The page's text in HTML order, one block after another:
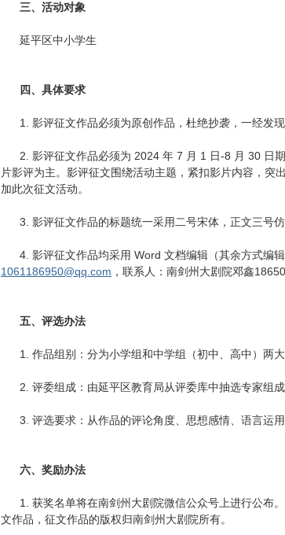
三、活动对象
延平区中小学生
四、具体要求
1. 影评征文作品必须为原创作品，杜绝抄袭，一经发现
2. 影评征文作品必须为 2024 年 7 月 1 日-8 月 30 日期
片影评为主。影评征文围绕活动主题，紧扣影片内容，
加此次征文活动。
3. 影评征文作品的标题统一采用二号宋体，正文三号仿
4. 影评征文作品均采用 Word 文档编辑（其余方式编辑
1061186950@qq.com ，联系人：南剑州大剧院邓鑫
五、评选办法
1. 作品组别：分为小学组和中学组（初中、高中）两大
2. 评委组成：由延平区教育局从评委库中抽选专家组成
3. 评选要求：从作品的评论角度、思想感情、语言运用
六、奖励办法
1. 获奖名单将在南剑州大剧院微信公众号上进行公布
文作品，征文作品的版权归南剑州大剧院所有。